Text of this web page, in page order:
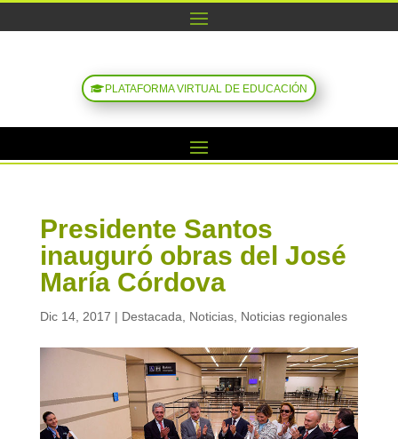
PLATAFORMA VIRTUAL DE EDUCACIÓN
Presidente Santos
inauguró obras del José
María Córdova
Dic 14, 2017 | Destacada Noticias, Noticias regionales